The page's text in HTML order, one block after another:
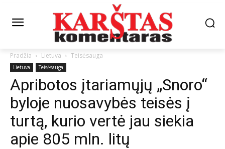
Pradžia Lietuva Teisėsauga
Lietuva Teisėsauga
Apribotos įtariamųjų „Snoro“
byloje nuosavybės teisės į
turtą, kurio vertė jau siekia
apie 805 mln. litų